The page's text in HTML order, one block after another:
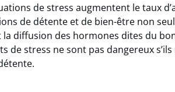
de stress augmentent le taux
de détente et de bien-être non
la diffusion des hormones dites du
de stress ne sont pas dangereux